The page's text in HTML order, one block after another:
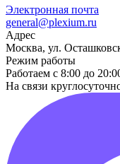
Электронная почта
general@plexium.ru
Адрес
Москва, ул.
Режим работы
Работаем с 8:00 до
На связи